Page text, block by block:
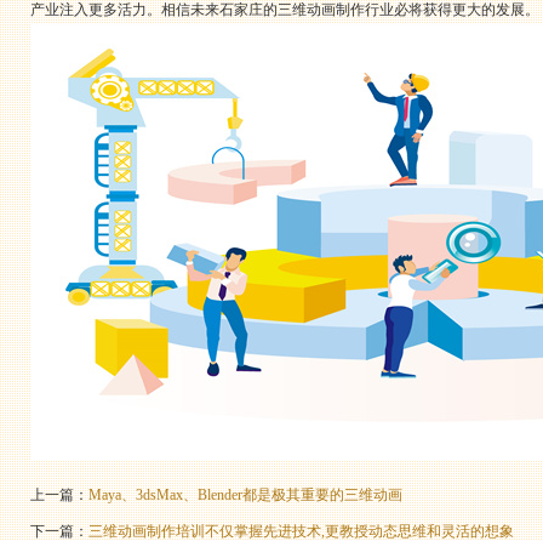
产业注入更多活力。相信未来石家庄的三维动画制作行业必将获得更大的发展。
上一篇：Maya、3dsMax、Blender都是极其重要的三维动画
下一篇：三维动画制作培训不仅掌握先进技术,更教授动态思维和灵活的想象